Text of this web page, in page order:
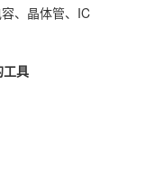
、晶体管、IC
工具